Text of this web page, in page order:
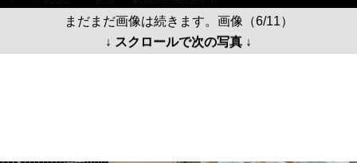
まだまだ画像は続きます。画像（6/11）
↓ スクロールで次の写真 ↓